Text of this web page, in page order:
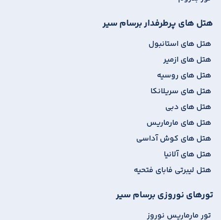
هتل های پرطرفدار برسام سیر
هتل های استانبول
هتل های ازمیر
هتل های روسیه
هتل های سریلانکا
هتل های دبی
هتل های مارماریس
هتل های کوش آداسی
هتل های آلانیا
هتل لیبرتی فابای فتحیه
تورهای نوروزی برسام سیر
تور مارماریس نوروز